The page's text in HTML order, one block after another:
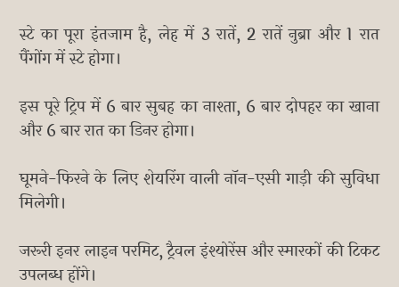
स्टे का पूरा इंतजाम है, लेह में 3 रातें, 2 रातें नुब्रा और 1 रात
पैंगोंग में स्टे होगा।
इस पूरे ट्रिप में 6 बार सुबह का नाश्ता, 6 बार दोपहर का खाना
और 6 बार रात का डिनर होगा।
घूमने-फिरने के लिए शेयरिंग वाली नॉन-एसी गाड़ी की सुविधा
मिलेगी।
जरूरी इनर लाइन परमिट, ट्रैवल इंश्योरेंस और स्मारकों की टिकट
उपलब्ध होंगे।